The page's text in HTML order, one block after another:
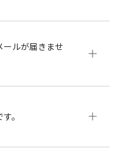
ールが届きませ
。